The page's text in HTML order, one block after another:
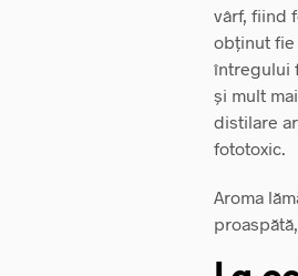
vârf, fiind
obținut fie
întregului
și mult
distilare
fototoxic.
Aroma